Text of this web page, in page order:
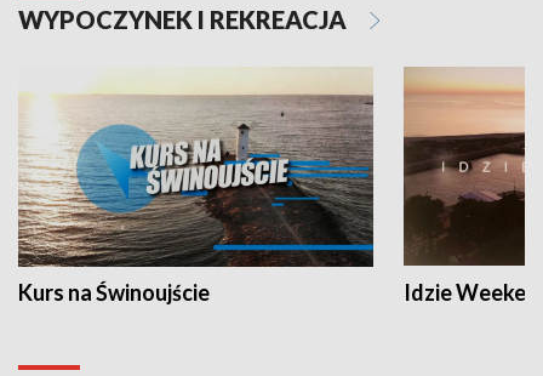
WYPOCZYNEK I REKREACJA
Kurs na Świnoujście Idzie